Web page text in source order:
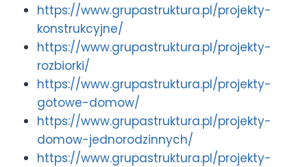
https://www.grupastruktura.pl/projekty-
konstrukcyjne/
https://www.grupastruktura.pl/projekty-
rozbiorki/
https://www.grupastruktura.pl/projekty-
gotowe-domow/
https://www.grupastruktura.pl/projekty-
domow-jednorodzinnych/
https://www.grupastruktura.pl/projekty-